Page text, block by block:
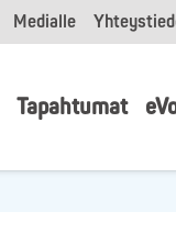
Medialle
Tapahtumat